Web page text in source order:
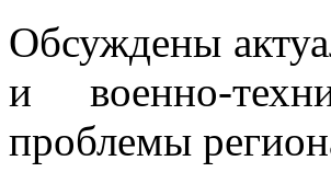
Обсуждены
и военно-
проблемы